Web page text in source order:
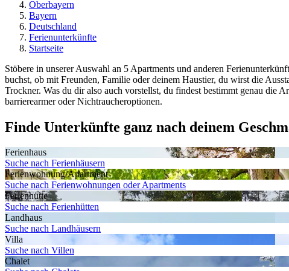
Oberbayern
Bayern
Deutschland
Ferienunterkünfte
Startseite
Stöbere in unserer Auswahl an 5 Apartments und anderen
buchst, ob mit Freunden, Familie oder deinem Haustier, du wirst die
Trockner. Was du dir also auch vorstellst, du findest bestimmt genau
barrierearmer oder Nichtraucheroptionen.
Finde Unterkünfte ganz nach deinem
Ferienhaus
Suche nach Ferienhäusern
Ferienwohnung/Apartment
Suche nach Ferienwohnungen oder Apartments
Ferienhütte
Suche nach Ferienhütten
Landhaus
Suche nach Landhäusern
Villa
Suche nach Villen
Chalet